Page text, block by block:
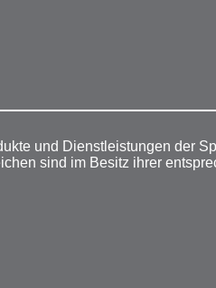
und Dienstleistungen der
sind im Besitz ihrer